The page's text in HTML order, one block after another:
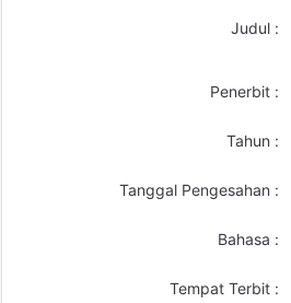
Judul :
Penerbit :
Tahun :
Tanggal Pengesahan :
Bahasa :
Tempat Terbit :